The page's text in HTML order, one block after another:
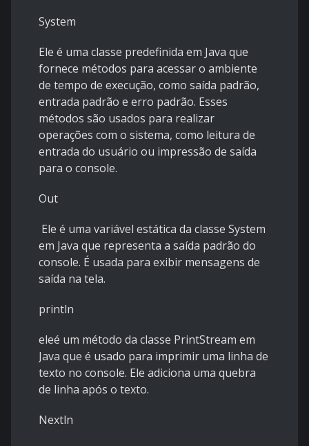
System
Ele é uma classe predefinida em Java que
fornece métodos para acessar o ambiente
de tempo de execução, como saída padrão,
entrada padrão e erro padrão. Esses
métodos são usados para realizar
operações com o sistema, como leitura de
entrada do usuário ou impressão de saída
para o console.
Out
Ele é uma variável estática da classe System
em Java que representa a saída padrão do
console. É usada para exibir mensagens de
saída na tela.
println
eleé um método da classe PrintStream em
Java que é usado para imprimir uma linha de
texto no console. Ele adiciona uma quebra
de linha após o texto.
Nextln